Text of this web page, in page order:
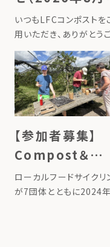
日〜16日）
いつもLFCコンポストを
用いただき、ありがとう
います。 誠に勝手ながら
社では下記期間を夏季
とさせていただきます。
季休業期間2026年8月
（木）〜2026年8月16日
【参加者募集】
Compost＆
Garden クル
ためのトレーニ
ローカルフードサイクリ
が7団体とともに2024